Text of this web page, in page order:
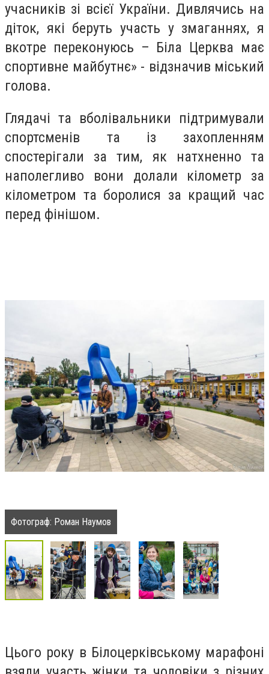
учасників зі всієї України. Дивлячись на
діток, які беруть участь у змаганнях, я
вкотре переконуюсь – Біла Церква має
спортивне майбутнє» - відзначив міський
голова.
Глядачі та вболівальники підтримували
спортсменів та із захопленням
спостерігали за тим, як натхненно та
наполегливо вони долали кілометр за
кілометром та боролися за кращий час
перед фінішом.
Фотограф: Роман Наумов
Цього року в Білоцерківському марафоні